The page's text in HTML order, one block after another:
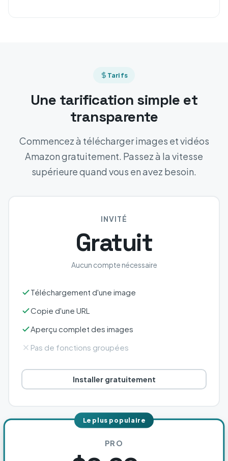
Tarifs
Une tarification simple et
transparente
Commencez à télécharger images et vidéos
Amazon gratuitement. Passez à la vitesse
supérieure quand vous en avez besoin.
INVITÉ
Gratuit
Aucun compte nécessaire
Téléchargement d'une image
Copie d'une URL
Aperçu complet des images
Pas de fonctions groupées
Installer gratuitement
Le plus populaire
PRO